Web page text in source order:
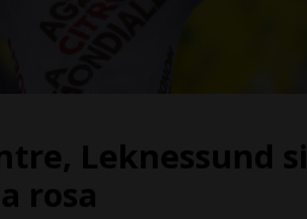
Leknessund si
rosa